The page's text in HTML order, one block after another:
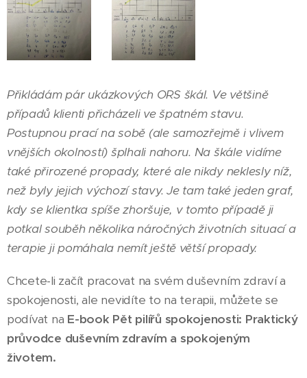
Přikládám pár ukázkových ORS škál. Ve většině
případů klienti přicházeli ve špatném stavu.
Postupnou prací na sobě (ale samozřejmě i vlivem
vnějších okolností) šplhali nahoru. Na škále vidíme
také přirozené propady, které ale nikdy neklesly níž,
než byly jejich výchozí stavy. Je tam také jeden graf,
kdy se klientka spíše zhoršuje, v tomto případě ji
potkal souběh několika náročných životních situací a
terapie ji pomáhala nemít ještě větší propady.
Chcete-li začít pracovat na svém duševním zdraví a
spokojenosti, ale nevidíte to na terapii, můžete se
podívat na E-book Pět pilířů spokojenosti: Praktický
průvodce duševním zdravím a spokojeným
životem.